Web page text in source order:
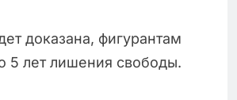
доказана, фигурантам
5 лет лишения свободы.